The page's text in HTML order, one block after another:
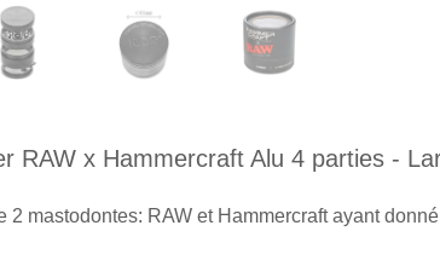
RAW x Hammercraft Alu 4 parties -
2 mastodontes: RAW et Hammercraft ayant